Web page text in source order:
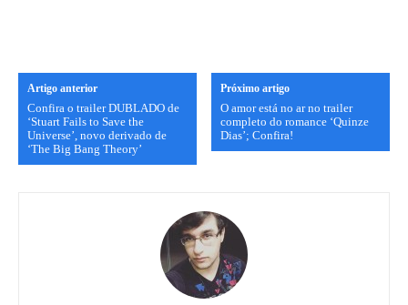
Artigo anterior
Confira o trailer DUBLADO de
‘Stuart Fails to Save the
Universe’, novo derivado de
‘The Big Bang Theory’
Próximo artigo
O amor está no ar no trailer
completo do romance ‘Quinze
Dias’; Confira!